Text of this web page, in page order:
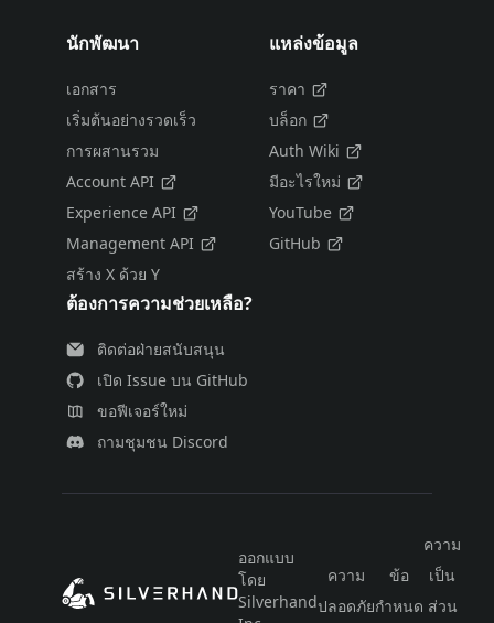
นักพัฒนา
เอกสาร
เริ่มต้นอย่างรวดเร็ว
การผสานรวม
Account API
Experience API
Management API
สร้าง X ด้วย Y
แหล่งข้อมูล
ราคา
บล็อก
Auth Wiki
มีอะไรใหม่
YouTube
GitHub
ต้องการความช่วยเหลือ?
ติดต่อฝ่ายสนับสนุน
เปิด Issue บน GitHub
ขอฟีเจอร์ใหม่
ถามชุมชน Discord
ออกแบบ
โดย
Silverhand
ความ
ปลอดภัย
ข้อ
กำหนด
ความ
เป็น
ส่วน